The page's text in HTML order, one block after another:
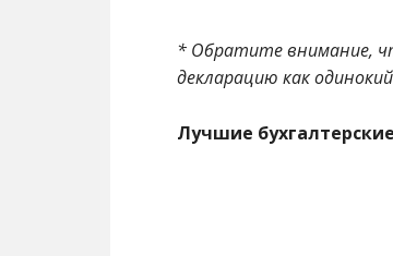
* Обратите внимание,
декларацию как
Лучшие